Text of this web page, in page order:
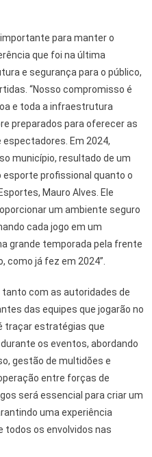
para manter o
que foi na última
e segurança para o público,
“Nosso compromisso é
e toda a infraestrutura
preparados para oferecer as
Em 2024,
município, resultado de um
profissional quanto o
Mauro Alves. Ele
um ambiente seguro
cada jogo em um
grande temporada pela frente
como já fez em 2024”.
tanto com as autoridades de
das equipes que jogarão no
traçar estratégias que
os eventos, abordando
gestão de multidões e
entre forças de
será essencial para criar um
uma experiência
todos os envolvidos nas